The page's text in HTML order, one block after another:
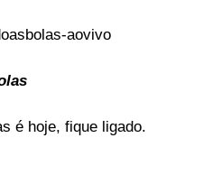
é hoje, fique ligado.